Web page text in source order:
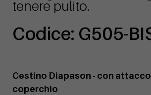
tenere pulito.
Codice: G505-
Cestino Diapason - con
coperchio